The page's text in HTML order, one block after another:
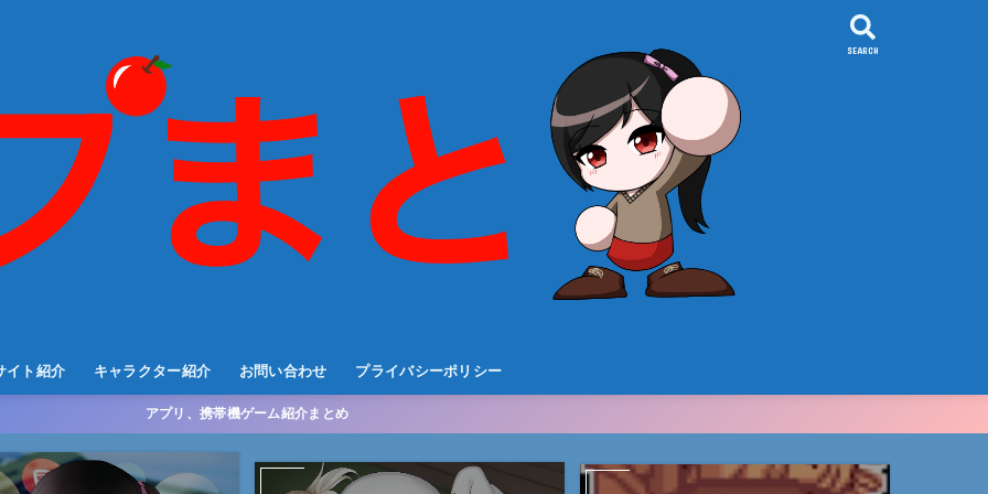
イト紹介 キャラクター紹介 お問い合わせ プライバシーポリシー
SEARCH
アプリ、携帯機ゲーム紹介まとめ